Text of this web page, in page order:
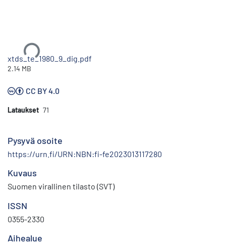
Ladataan...
xtds_te_1980_9_dig.pdf
2.14 MB
CC BY 4.0
Lataukset 71
Pysyvä osoite
https://urn.fi/URN:NBN:fi-fe2023013117280
Kuvaus
Suomen virallinen tilasto (SVT)
ISSN
0355-2330
Aihealue